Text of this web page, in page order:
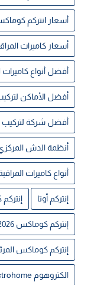
أسعار انتركم
أسعار كاميرات
أفضل أنواع كاميرات
أفضل الأماكن
أفضل شركة لتركيب
أنظمة الدش
أنواع كاميرات
إنتركم أوتا
إنتركم كوماكس 2026
إنتركم كوماكس
الكتروهوم electrohome